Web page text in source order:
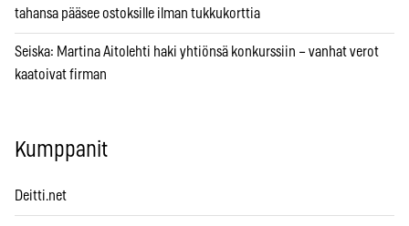
tahansa pääsee ostoksille ilman tukkukorttia
Seiska: Martina Aitolehti haki yhtiönsä konkurssiin – vanhat verot
kaatoivat firman
Kumppanit
Deitti.net